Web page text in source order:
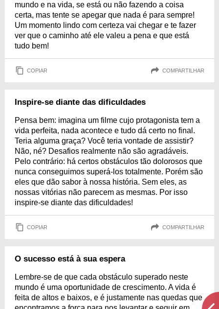
mundo e na vida, se está ou não fazendo a coisa
certa, mas tente se apegar que nada é para sempre!
Um momento lindo com certeza vai chegar e te fazer
ver que o caminho até ele valeu a pena e que está
tudo bem!
COPIAR COMPARTILHAR
Inspire-se diante das dificuldades
Pensa bem: imagina um filme cujo protagonista tem a
vida perfeita, nada acontece e tudo dá certo no final.
Teria alguma graça? Você teria vontade de assistir?
Não, né? Desafios realmente não são agradáveis.
Pelo contrário: há certos obstáculos tão dolorosos que
nunca conseguimos superá-los totalmente. Porém são
eles que dão sabor à nossa história. Sem eles, as
nossas vitórias não parecem as mesmas. Por isso
inspire-se diante das dificuldades!
COPIAR COMPARTILHAR
O sucesso está à sua espera
Lembre-se de que cada obstáculo superado neste
mundo é uma oportunidade de crescimento. A vida é
feita de altos e baixos, e é justamente nas quedas que